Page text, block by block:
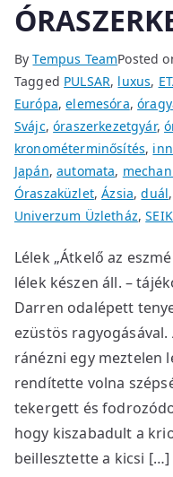
ByTempus TeamPosted
Tagged PULSAR, luxus,
Európa,elemesóra,
Svájc,óraszerkezetgyár,
kronométerminősítés,
Japán,automata,
Óraszaküzlet,Ázsia,duál,
Univerzum Üzletház,
Lélek „Átkelő az
lélek készen áll. –
Darren odalépett
ezüstös
ránézni egy meztelen
rendítette volna
tekergett és
hogy kiszabadult a
beillesztette a kicsi […]